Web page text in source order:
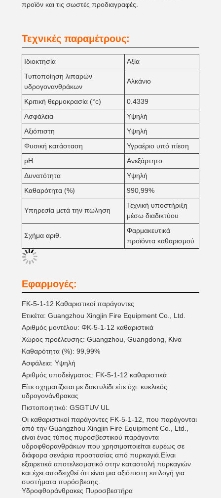
προϊόν και τις σωστές προδιαγραφές.
Τεχνικές παραμέτρους:
Ιδιοκτησία
Αξία
Τυποποίηση λιπαρών
υδρογονανθράκων
Αλκάνιο
Κριτική θερμοκρασία (°c)
0.4339
Ασφάλεια
Υψηλή
Αξιόπιστη
Υψηλή
Φυσική κατάσταση
Υγραέριο υπό πίεση
pH
Ανεξάρτητο
Δυνατότητα
Υψηλή
Καθαρότητα (%)
990,99%
Υπηρεσία μετά την πώληση
Τεχνική υποστήριξη
μέσω διαδικτύου
Σχήμα αριθ.
Φαρμακευτικά
προϊόντα καθαρισμού
Εφαρμογές:
FK-5-1-12 Καθαριστικοί παράγοντες
Ετικέτα: Guangzhou Xingjin Fire Equipment Co., Ltd.
Αριθμός μοντέλου: ΦΚ-5-1-12 καθαριστικά
Χώρος προέλευσης: Guangzhou, Guangdong, Κίνα
Καθαρότητα (%): 99,99%
Ασφάλεια: Υψηλή
Αριθμός υποδείγματος: FK-5-1-12 καθαριστικά
Είτε σχηματίζεται με δακτυλίδι είτε όχι: κυκλικός
υδρογονάνθρακας
Πιστοποιητικό: GSGTUV UL
Οι καθαριστικοί παράγοντες FK-5-1-12, που παράγονται
από την Guangzhou Xingjin Fire Equipment Co., Ltd.,
είναι ένας τύπος πυροσβεστικού παράγοντα
υδροφθορανθράκων που χρησιμοποιείται ευρέως σε
διάφορα σενάρια προστασίας από πυρκαγιά.Είναι
εξαιρετικά αποτελεσματικό στην καταστολή πυρκαγιών
και έχει αποδειχθεί ότι είναι μια αξιόπιστη επιλογή για
συστήματα πυρόσβεσης.
Υδροφθοράνθρακες Πυροσβεστήρα